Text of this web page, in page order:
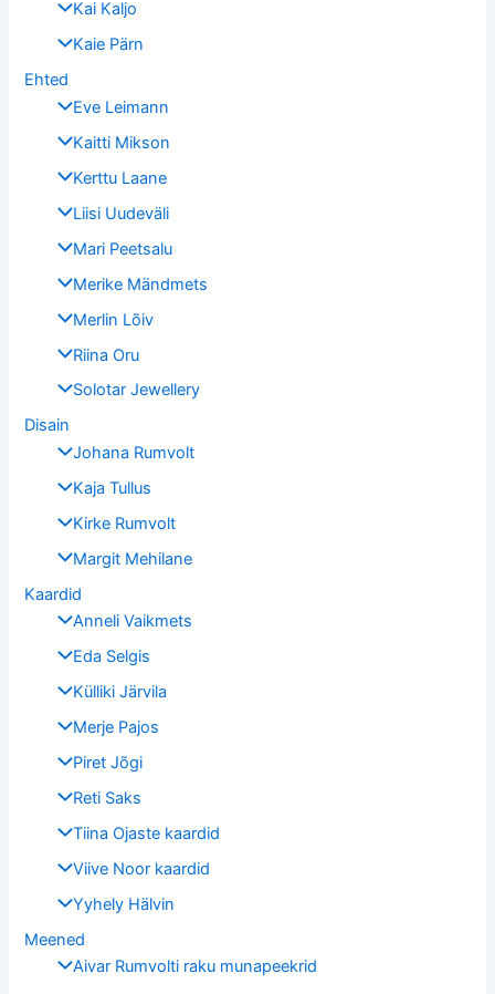
Kai Kaljo
Kaie Pärn
Ehted
Eve Leimann
Kaitti Mikson
Kerttu Laane
Liisi Uudeväli
Mari Peetsalu
Merike Mändmets
Merlin Lõiv
Riina Oru
Solotar Jewellery
Disain
Johana Rumvolt
Kaja Tullus
Kirke Rumvolt
Margit Mehilane
Kaardid
Anneli Vaikmets
Eda Selgis
Külliki Järvila
Merje Pajos
Piret Jõgi
Reti Saks
Tiina Ojaste kaardid
Viive Noor kaardid
Yyhely Hälvin
Meened
Aivar Rumvolti raku munapeekrid